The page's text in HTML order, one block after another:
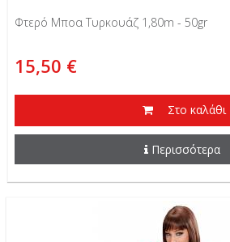
Φτερό Μποα Τυρκουάζ 1,80m - 50gr
15,50 €
Στο καλάθι
Περισσότερα